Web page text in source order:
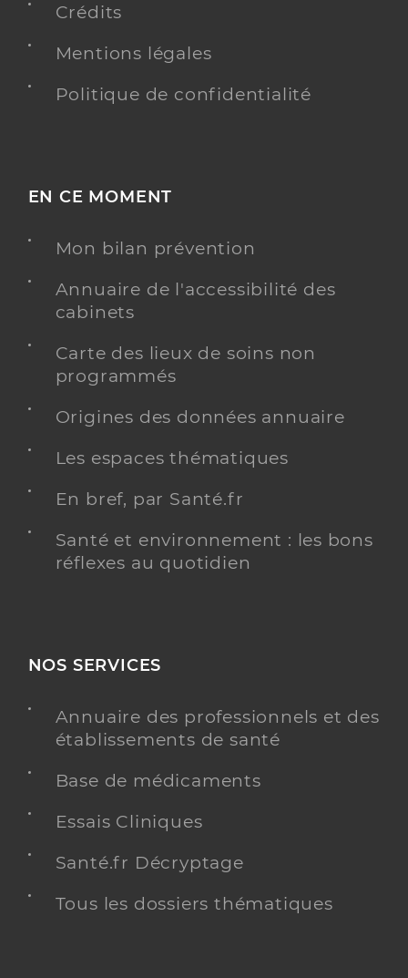
Crédits
Mentions légales
Politique de confidentialité
EN CE MOMENT
Mon bilan prévention
Annuaire de l'accessibilité des
cabinets
Carte des lieux de soins non
programmés
Origines des données annuaire
Les espaces thématiques
En bref, par Santé.fr
Santé et environnement : les bons
réflexes au quotidien
NOS SERVICES
Annuaire des professionnels et des
établissements de santé
Base de médicaments
Essais Cliniques
Santé.fr Décryptage
Tous les dossiers thématiques